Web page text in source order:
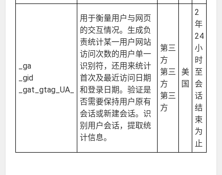
_ga
_gid
_gat_gtag_UA_
用于衡量用户与网页
的交互情况。生成负
责统计某一用户网站
访问次数的用户单一
识别符，还用来统计
首次及最近访问日期
和登录日期。验证是
否需要保持用户原有
会话或新建会话。识
别用户会话，提取统
计信息。
第三
方
第三
方
第三
方
美
国
2
年
24
小
时
至
会
话
结
束
为
止